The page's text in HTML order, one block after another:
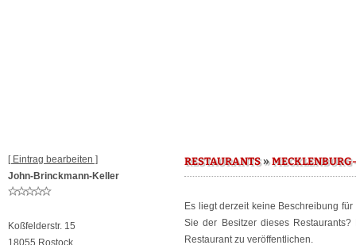
[ Eintrag bearbeiten ]
John-Brinckmann-Keller
Koßfelderstr. 15
18055 Rostock
RESTAURANTS»
Es liegt derzeit keine Beschreibung
Sie der Besitzer dieses
Restaurant zu veröffentlichen.